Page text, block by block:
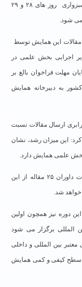
روز های ۲۸ و ۲۹
می شود.
مقالات این همایش توسط
اجرایی بخش علمی در
مهلت فراخوان بالغ بر
به دبیرخانه همایش
ارسال مقالات نسبت
این میزان رشد، نشان
بخش علمی همایش دارد.
این مقام مسئول ادامه داد: پس از بررسی هیات داوران ۲۵ مقاله از این
خواهد شد.
دوره نیز همچون اولین
المللی برگزار می شود
بین المللی و داخلی
سطح کیفی و کمی همایش